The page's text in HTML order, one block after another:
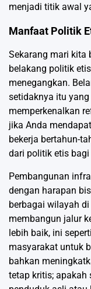
menjadi titik awal
Manfaat Politik
Sekarang mari kita
belakang politik
menegangkan.
setidaknya itu
memperkenalkan
jika Anda
bekerja bertahun-
dari politik etis
Pembangunan
dengan harapan
berbagai wilayah
membangun jalur
lebih baik, ini
masyarakat untuk
bahkan
tetap kritis; apakah